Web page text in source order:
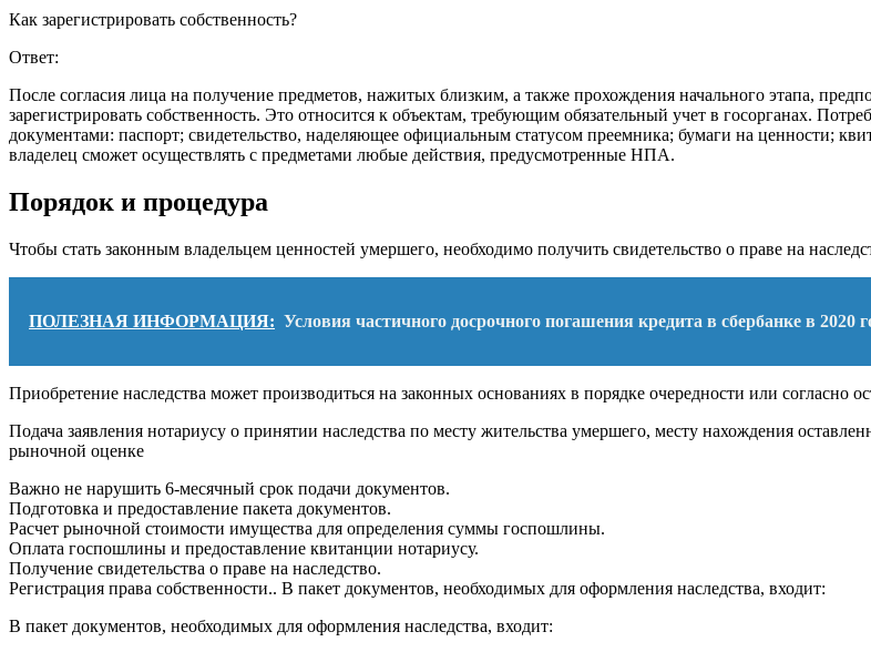
Как зарегистрировать собственность?
Ответ:
После согласия лица на получение предметов, нажитых близким, а также прохождения начального этапа,
зарегистрировать собственность. Это относится к объектам, требующим обязательный учет в госорганах.
документами: паспорт; свидетельство, наделяющее официальным статусом преемника; бумаги на ценности;
владелец сможет осуществлять с предметами любые действия, предусмотренные НПА.
Порядок и процедура
Чтобы стать законным владельцем ценностей умершего, необходимо получить свидетельство о праве на
ПОЛЕЗНАЯ ИНФОРМАЦИЯ: Условия частичного досрочного погашения кредита в сбербанке в 2020
Приобретение наследства может производиться на законных основаниях в порядке очередности или согласно
Подача заявления нотариусу о принятии наследства по месту жительства умершего, месту нахождения
рыночной оценке
Важно не нарушить 6-месячный срок подачи документов.
Подготовка и предоставление пакета документов.
Расчет рыночной стоимости имущества для определения суммы госпошлины.
Оплата госпошлины и предоставление квитанции нотариусу.
Получение свидетельства о праве на наследство.
Регистрация права собственности.. В пакет документов, необходимых для оформления наследства, входит:
В пакет документов, необходимых для оформления наследства, входит: